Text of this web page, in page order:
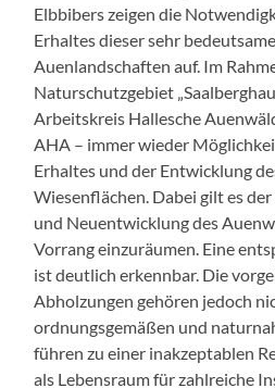
Elbbibers zeigen die
Erhaltes dieser sehr
Auenlandschaften auf. Im
Naturschutzgebiet
Arbeitskreis Hallesche
AHA – immer wieder
Erhaltes und der Entwicklung
Wiesenflächen. Dabei gilt es
und Neuentwicklung des
Vorrang einzuräumen. Eine
ist deutlich erkennbar. Die
Abholzungen gehören jedoch
ordnungsgemäßen und
führen zu einer inakzeptablen
als Lebensraum für zahlreiche